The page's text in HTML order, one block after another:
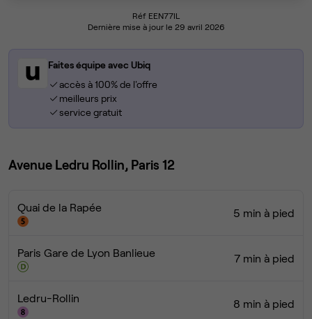
Réf EEN77IL
Dernière mise à jour le 29 avril 2026
Faites équipe avec Ubiq
accès à 100% de l'offre
meilleurs prix
service gratuit
Avenue Ledru Rollin, Paris 12
Quai de la Rapée 5 min à pied
Paris Gare de Lyon Banlieue 7 min à pied
Ledru-Rollin 8 min à pied